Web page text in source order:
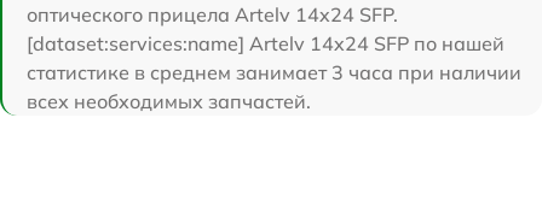
оптического прицела Artelv 14x24 SFP.
[dataset:services:name] Artelv 14x24 SFP по нашей
статистике в среднем занимает 3 часа при наличии
всех необходимых запчастей.